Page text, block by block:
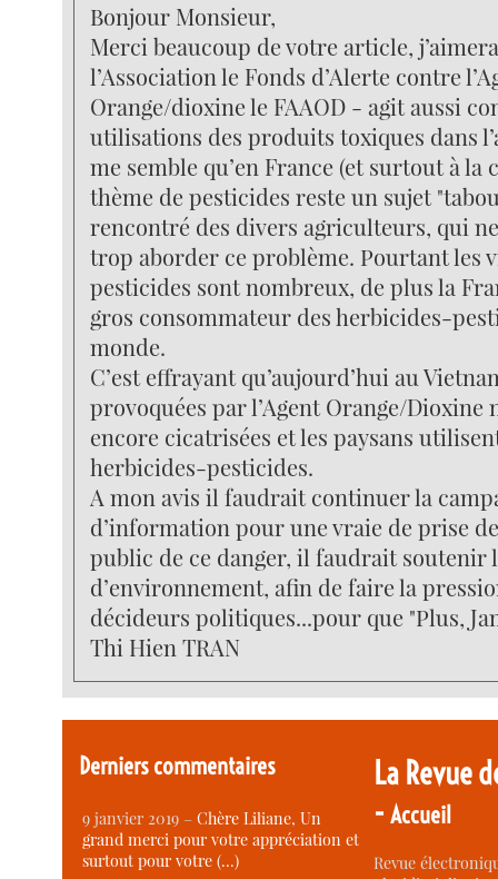
Bonjour Monsieur,
Merci beaucoup de votre article,
l’Association le Fonds d’Alerte contre
Orange/dioxine le FAAOD - agit aussi
utilisations des produits toxiques dans
me semble qu’en France (et surtout à la
thème de pesticides reste un sujet
rencontré des divers agriculteurs, qui
trop aborder ce problème. Pourtant les
pesticides sont nombreux, de plus la
gros consommateur des herbicides-
monde.
C’est effrayant qu’aujourd’hui au
provoquées par l’Agent Orange/Dioxine
encore cicatrisées et les paysans
herbicides-pesticides.
A mon avis il faudrait continuer la
d’information pour une vraie de prise
public de ce danger, il faudrait soutenir
d’environnement, afin de faire la
décideurs politiques...pour que "Plus,
Thi Hien TRAN
Derniers commentaires
9 janvier 2019 –Chère Liliane, Un
grand merci pour votre appréciation et
surtout pour votre (…)
La Revue
-Accueil
Revue